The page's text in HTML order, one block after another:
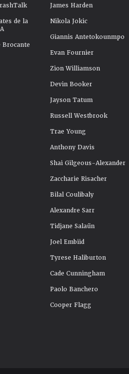
de la
Brocante
James Harden
Nikola Jokic
Giannis Antetokounmpo
Evan Fournier
Zion Williamson
Devin Booker
Jayson Tatum
Russell Westbrook
Trae Young
Anthony Davis
Shai Gilgeous-Alexander
Zaccharie Risacher
Bilal Coulibaly
Alexandre Sarr
Tidjane Salaün
Joel Embiid
Tyrese Haliburton
Cade Cunningham
Paolo Banchero
Cooper Flagg